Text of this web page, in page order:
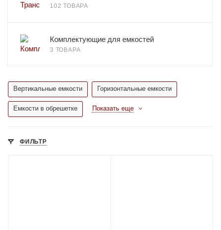
102 ТОВАРА
Комплектующие для емкостей
3 ТОВАРА
Вертикальные емкости Горизонтальные емкости
Емкости в обрешетке Показать еще
ФИЛЬТР